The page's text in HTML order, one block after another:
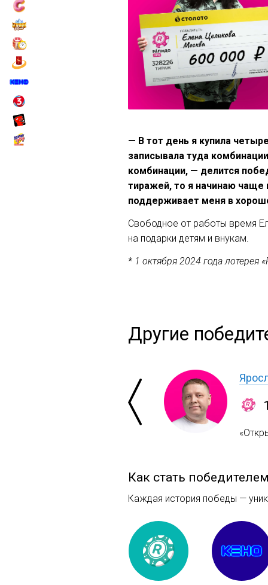
— В тот день я купила
записывала туда
комбинации, — делится
тиражей, то я начинаю чаще
поддерживает меня в
Свободное от работы время
на подарки детям и внукам.
* 1 октября 2024 года
Другие
Как стать
Каждая история победы —